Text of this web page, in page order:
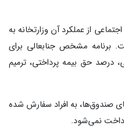
از عملکرد آن وزارتخانه به
برنامه مشخص جنابعالی برای
درصد حق بیمه پرداختی، ترمیم
صندوق‌ها، به افراد سفارش شده
نمی‌شود.